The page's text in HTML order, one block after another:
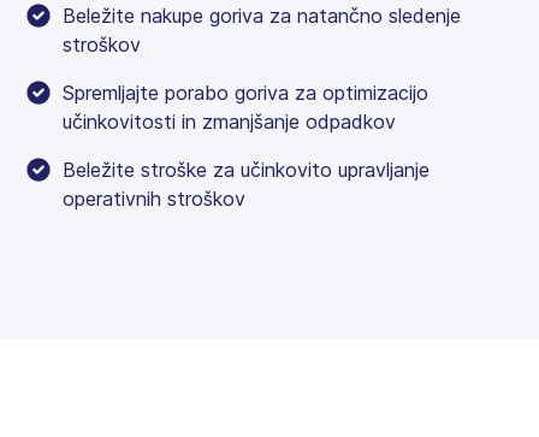
Beležite nakupe goriva za natančno sledenje
stroškov
Spremljajte porabo goriva za optimizacijo
učinkovitosti in zmanjšanje odpadkov
Beležite stroške za učinkovito upravljanje
operativnih stroškov